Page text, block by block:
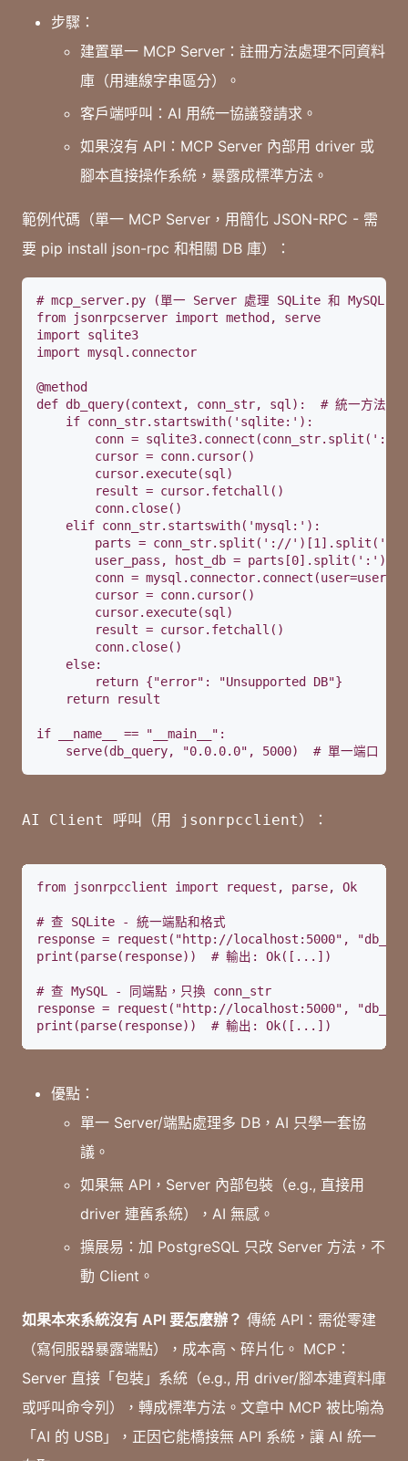
步驟：
建置單一 MCP Server：註冊方法處理不同資料
庫（用連線字串區分）。
客戶端呼叫：AI 用統一協議發請求。
如果沒有 API：MCP Server 內部用 driver 或
腳本直接操作系統，暴露成標準方法。
範例代碼（單一 MCP Server，用簡化 JSON-RPC - 需
要 pip install json-rpc 和相關 DB 庫）：
# mcp_server.py (單一 Server 處理 SQLite 和 MySQL)
from jsonrpcserver import method, serve
import sqlite3
import mysql.connector
@method
def db_query(context, conn_str, sql):  # 統一方法，
    if conn_str.startswith('sqlite:'):
conn = sqlite3.connect(conn_str.split('://
        cursor = conn.cursor()
        cursor.execute(sql)
        result = cursor.fetchall()
        conn.close()
    elif conn_str.startswith('mysql:'):
        parts = conn_str.split('://')[1].split('@')
user_pass, host_db = parts[0].split(':'),
conn =
        cursor = conn.cursor()
        cursor.execute(sql)
        result = cursor.fetchall()
        conn.close()
    else:
        return {"error": "Unsupported DB"}
    return result
if __name__ == "__main__":
serve(db_query, "0.0.0.0", 5000)  # 單一端口
AI Client 呼叫（用 jsonrpcclient）：
from jsonrpcclient import request, parse, Ok
# 查 SQLite - 統一端點和格式
response = request("http://localhost:5000",
print(parse(response))  # 輸出: Ok([...])
# 查 MySQL - 同端點，只換 conn_str
response = request("http://localhost:5000",
print(parse(response))  # 輸出: Ok([...])
優點：
單一 Server/端點處理多 DB，AI 只學一套協
議。
如果無 API，Server 內部包裝（e.g., 直接用
driver 連舊系統），AI 無感。
擴展易：加 PostgreSQL 只改 Server 方法，不
動 Client。
如果本來系統沒有 API 要怎麼辦？ 傳統 API：需從零建
（寫伺服器暴露端點），成本高、碎片化。 MCP：
Server 直接「包裝」系統（e.g., 用 driver/腳本連資料庫
或呼叫命令列），轉成標準方法。文章中 MCP 被比喻為
「AI 的 USB」，正因它能橋接無 API 系統，讓 AI 統一